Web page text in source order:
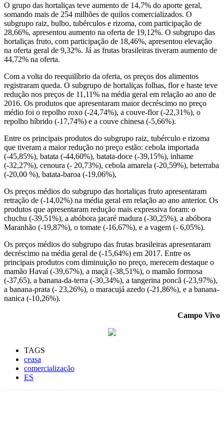
O grupo das hortaliças teve aumento de 14,7% do aporte geral,
somando mais de 254 milhões de quilos comercializados. O
subgrupo raiz, bulbo, tubérculos e rizoma, com participação de
28,66%, apresentou aumento na oferta de 19,12%. O subgrupo das
hortaliças fruto, com participação de 18,46%, apresentou elevação
na oferta geral de 9,32%. Já as frutas brasileiras tiveram aumento de
44,72% na oferta.
Com a volta do reequilíbrio da oferta, os preços dos alimentos
registraram queda. O subgrupo de hortaliças folhas, flor e haste teve
redução nos preços de 11,11% na média geral em relação ao ano de
2016. Os produtos que apresentaram maior decréscimo no preço
médio foi o repolho roxo (-24,74%), a couve-flor (-22,31%), o
repolho híbrido (-17,74%) e a couve chinesa (-5,66%).
Entre os principais produtos do subgrupo raiz, tubérculo e rizoma
que tiveram a maior redução no preço estão: cebola importada
(-45,85%), batata (-44,60%), batata-doce (-39,15%), inhame
(-32,27%), cenoura (- 20,73%), cebola amarela (-20,59%), beterraba
(-20,00 %), batata-baroa (-19,06%),
Os preços médios do subgrupo das hortaliças fruto apresentaram
retração de (-14,02%) na média geral em relação ao ano anterior. Os
produtos que apresentaram redução mais expressiva foram: o
chuchu (-39,51%), a abóbora jacaré madura (-30,25%), a abóbora
Maranhão (-19,87%), o tomate (-16,67%), e a vagem (- 6,05%).
Os preços médios do subgrupo das frutas brasileiras apresentaram
decréscimo na média geral de (-15,64%) em 2017. Entre os
principais produtos com diminuição no preço, merecem destaque o
mamão Havaí (-39,67%), a maçã (-38,51%), o mamão formosa
(-37,65), a banana-da-terra (-30,34%), a tangerina poncã (-23,97%),
a banana-prata (- 23,26%), o maracujá azedo (-21,86%), e a banana-
nanica (-10,26%).
Campo Vivo
TAGS
ceasa
comercialização
ES